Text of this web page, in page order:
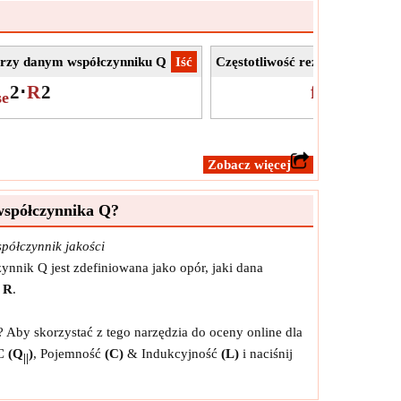
​Iść
danym współczynniku Q
2⋅R2
Częstotliwość rezonansowa
f
​Zobacz więcej
Q?
jakości
Q jest zdefiniowana jako opór, jaki dana
R.
skorzystać z tego narzędzia do oceny online dla
(Q||), Pojemność (C) & Indukcyjność (L) i naciśnij